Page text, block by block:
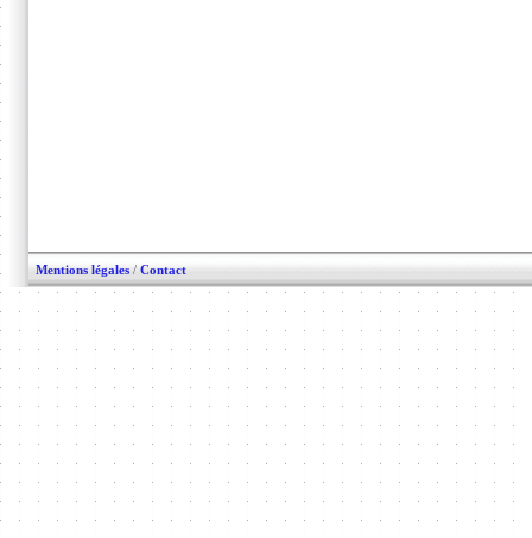
Mentions légales / Contact